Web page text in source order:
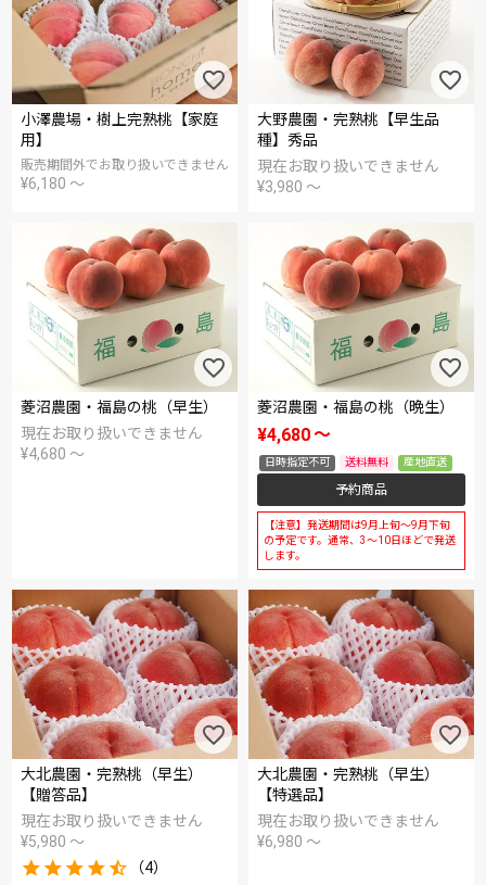
小澤農場・樹上完熟桃【家庭
用】
販売期間外でお取り扱いできません
¥6,180 〜
大野農園・完熟桃【早生品
種】秀品
現在お取り扱いできません
¥3,980 〜
菱沼農園・福島の桃（早生）
現在お取り扱いできません
¥4,680 〜
菱沼農園・福島の桃（晩生）
¥4,680〜
日時指定不可 送料無料 産地直送
予約商品
【注意】発送期間は9月上旬～9月下旬
の予定です。通常、3～10日ほどで発送
します。
大北農園・完熟桃（早生）
【贈答品】
現在お取り扱いできません
¥5,980 〜
（4）
大北農園・完熟桃（早生）
【特選品】
現在お取り扱いできません
¥6,980 〜